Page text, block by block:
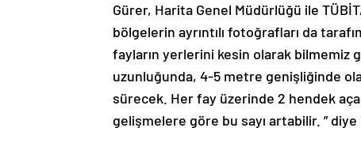
Gürer, Harita Genel Müdürlüğü ile
bölgelerin ayrıntılı fotoğrafları da
fayların yerlerini kesin olarak bilmemiz
uzunluğunda, 4-5 metre genişliğinde
sürecek. Her fay üzerinde 2 hendek
gelişmelere göre bu sayı artabilir. ”